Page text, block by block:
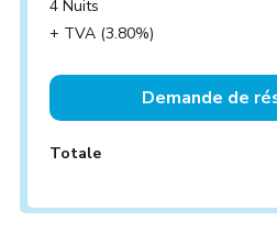
4 Nuits
+ TVA (3.80%)
Demande de
Totale